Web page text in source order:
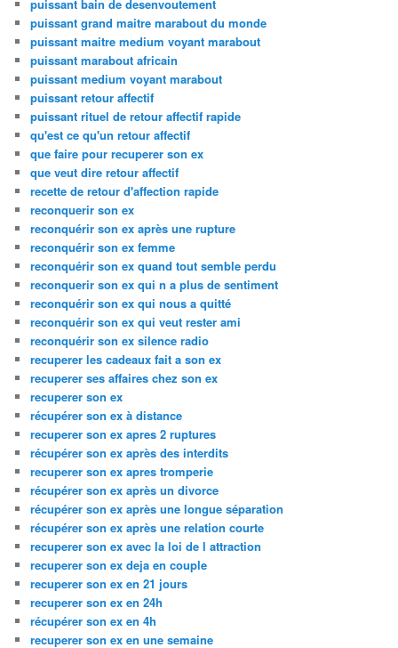
puissant bain de desenvoutement
puissant grand maitre marabout du monde
puissant maitre medium voyant marabout
puissant marabout africain
puissant medium voyant marabout
puissant retour affectif
puissant rituel de retour affectif rapide
qu'est ce qu'un retour affectif
que faire pour recuperer son ex
que veut dire retour affectif
recette de retour d'affection rapide
reconquerir son ex
reconquérir son ex après une rupture
reconquérir son ex femme
reconquérir son ex quand tout semble perdu
reconquerir son ex qui n a plus de sentiment
reconquérir son ex qui nous a quitté
reconquérir son ex qui veut rester ami
reconquérir son ex silence radio
recuperer les cadeaux fait a son ex
recuperer ses affaires chez son ex
recuperer son ex
récupérer son ex à distance
recuperer son ex apres 2 ruptures
récupérer son ex après des interdits
recuperer son ex apres tromperie
récupérer son ex après un divorce
récupérer son ex après une longue séparation
récupérer son ex après une relation courte
recuperer son ex avec la loi de l attraction
recuperer son ex deja en couple
recuperer son ex en 21 jours
recuperer son ex en 24h
récupérer son ex en 4h
recuperer son ex en une semaine